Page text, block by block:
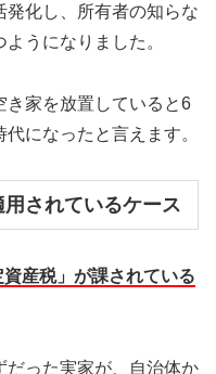
発化し、所有者の知らな
うになりました。
き家を放置していると6
になったと言えます。
されているケース
産税」が課されている
だった実家が、自治体か